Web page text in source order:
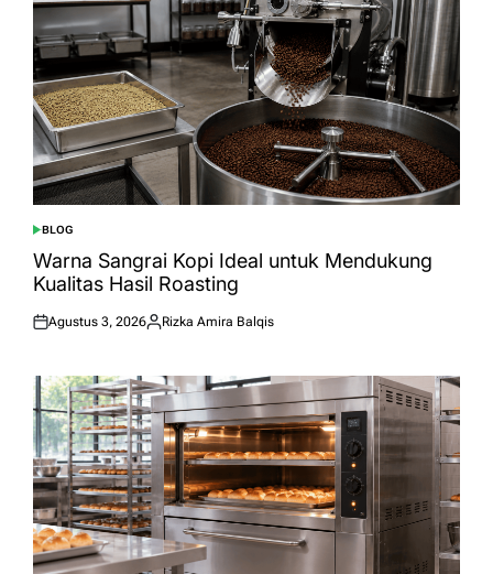
POSTED
IN
BLOG
Warna Sangrai Kopi Ideal untuk Mendukung
Kualitas Hasil Roasting
Posted
Agustus 3, 2026
Posted
Rizka Amira Balqis